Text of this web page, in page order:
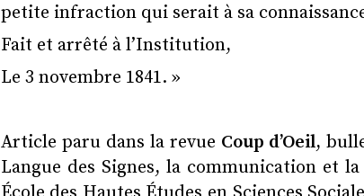
petite infraction qui serait à sa
Fait et arrêté à l’Institution,
Le 3 novembre 1841. »
Article paru dans la revue Coup d’Oeil,
Langue des Signes, la communication et